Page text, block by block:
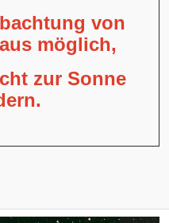
von
möglich,
zur Sonne